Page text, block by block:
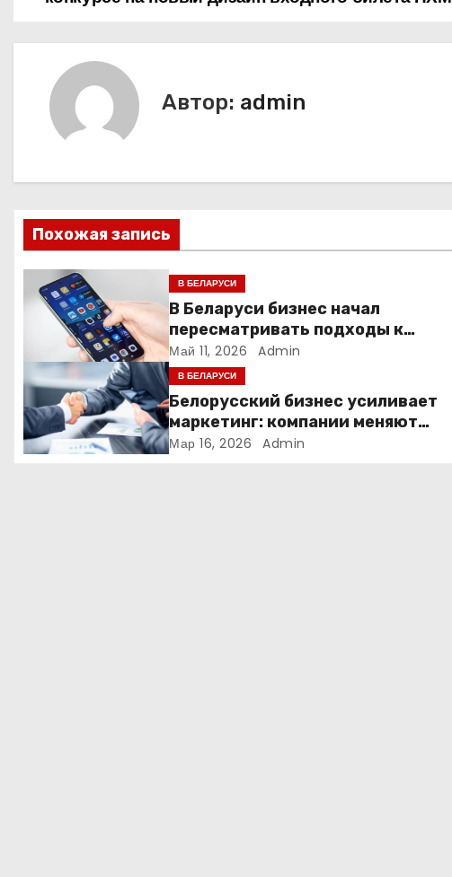
ц
и
я
о
з
а
Автор: admin
Похожая запись
В БЕЛАРУСИ
В Беларуси бизнес начал
пересматривать подходы к
маркетингу и digital-рекламе
Май 11, 2026 Admin
В БЕЛАРУСИ
Белорусский бизнес усиливает
маркетинг: компании меняют
стратегии продвижения
Мар 16, 2026 Admin